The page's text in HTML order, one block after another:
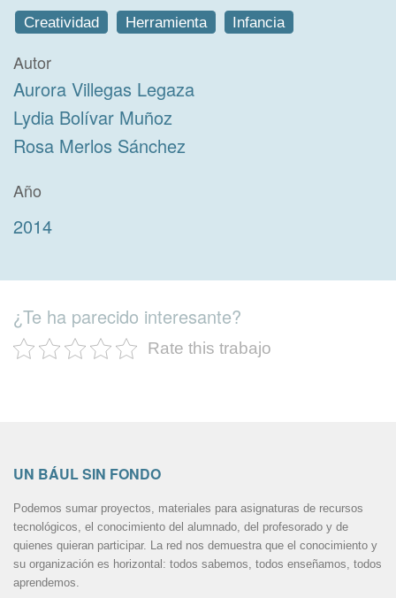
Creatividad Herramienta Infancia
Autor
Aurora Villegas Legaza
Lydia Bolívar Muñoz
Rosa Merlos Sánchez
Año
2014
¿Te ha parecido interesante?
Rate this trabajo
UN BÁUL SIN FONDO
Podemos sumar proyectos, materiales para asignaturas de recursos
tecnológicos, el conocimiento del alumnado, del profesorado y de
quienes quieran participar. La red nos demuestra que el conocimiento y
su organización es horizontal: todos sabemos, todos enseñamos, todos
aprendemos.